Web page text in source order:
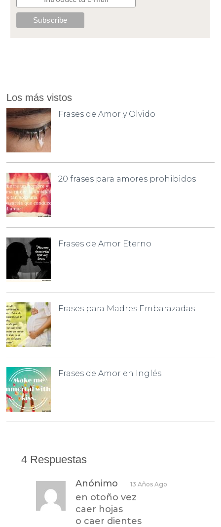
Los más vistos
Frases de Amor y Olvido
20 frases para amores prohibidos
Frases de Amor Eterno
Frases para Madres Embarazadas
Frases de Amor en Inglés
4 Respuestas
Anónimo 13 Años Ago
en otoño vez
caer hojas
o caer dientes